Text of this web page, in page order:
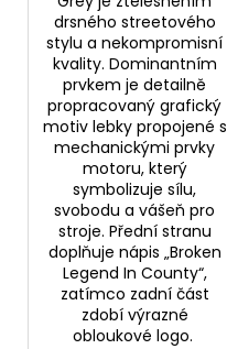
drsného streetového
stylu a nekompromisní
kvality. Dominantním
prvkem je detailně
propracovaný grafický
motiv lebky propojené s
mechanickými prvky
motoru, který
symbolizuje sílu,
svobodu a vášeň pro
stroje. Přední stranu
doplňuje nápis „Broken
Legend In County“,
zatímco zadní část
zdobí výrazné
obloukové logo.